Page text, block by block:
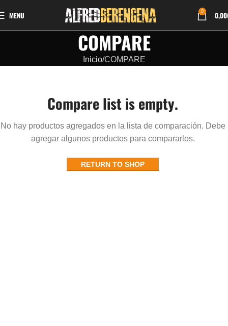
MENU 0 0,00
COMPARE
Inicio COMPARE
Compare list is empty.
No hay productos agregados en la lista de comparación. Debe
agregar algunos productos para compararlos.
RETURN TO SHOP